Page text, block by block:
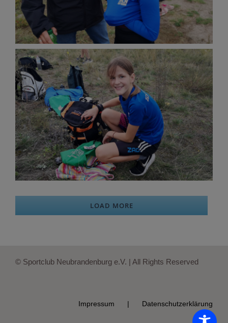
LOAD MORE
© Sportclub Neubrandenburg e.V. | All Rights Reserved
Impressum Datenschutzerklärung